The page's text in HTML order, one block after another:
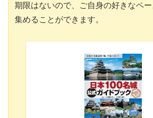
期限はないので、ご自身の好きなペ
集めることができます。